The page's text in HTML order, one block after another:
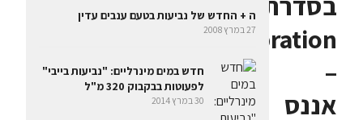
Celebration
–
אננס
ה + החדש של נביעות בטעם ענבים עדין
27 במרץ 2008
חדש במים מינרליים: "נביעות בייבי"
לפעוטות בבקבוק 320 מ"ל
30 במרץ 2014